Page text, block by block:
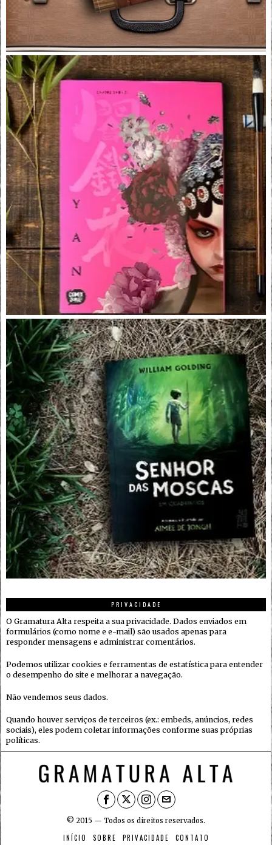
PRIVACIDADE
O Gramatura Alta respeita a sua privacidade. Dados enviados em
formulários (como nome e e-mail) são usados apenas para
responder mensagens e administrar comentários.
Podemos utilizar cookies e ferramentas de estatística para entender
o desempenho do site e melhorar a navegação.
Não vendemos seus dados.
Quando houver serviços de terceiros (ex.: embeds, anúncios, redes
sociais), eles podem coletar informações conforme suas próprias
políticas.
© 2015 — Todos os direitos reservados.
INÍCIO SOBRE PRIVACIDADE CONTATO